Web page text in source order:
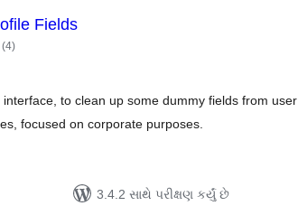
Fields
(4કુલ
રેટિંગ્સ
)
to clean up some dummy fields from user
focused on corporate purposes.
3.4.2 સાથે પરીક્ષણ કર્યું છે